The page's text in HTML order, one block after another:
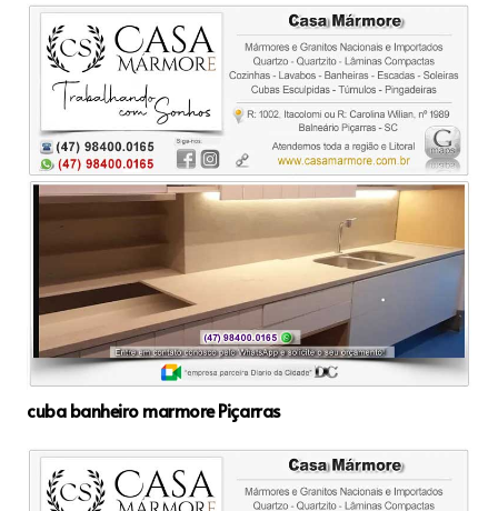
cuba banheiro marmore Piçarras